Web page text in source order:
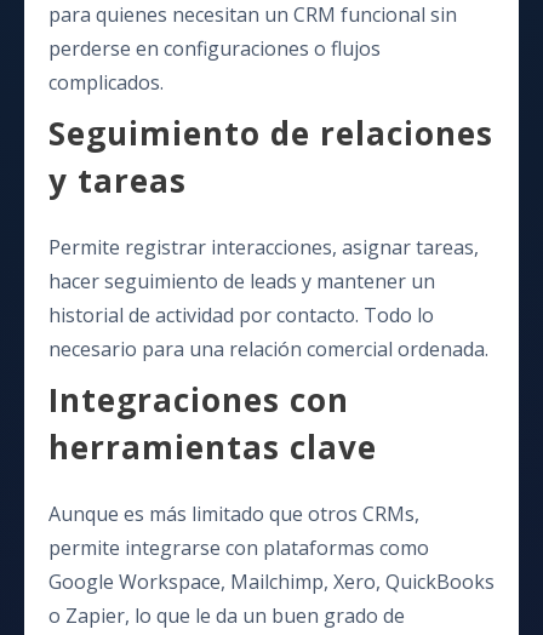
para quienes necesitan un CRM funcional sin
perderse en configuraciones o flujos
complicados.
Seguimiento de relaciones
y tareas
Permite registrar interacciones, asignar tareas,
hacer seguimiento de leads y mantener un
historial de actividad por contacto. Todo lo
necesario para una relación comercial ordenada.
Integraciones con
herramientas clave
Aunque es más limitado que otros CRMs,
permite integrarse con plataformas como
Google Workspace, Mailchimp, Xero, QuickBooks
o Zapier, lo que le da un buen grado de